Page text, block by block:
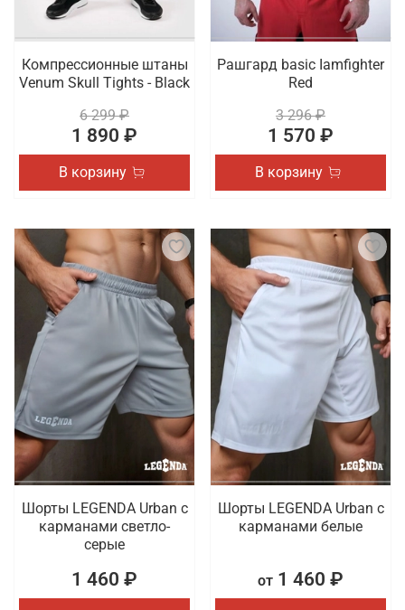
Компрессионные штаны
Venum Skull Tights - Black
6 299 ₽
1 890 ₽
В корзину
Рашгард basic Iamfighter
Red
3 296 ₽
1 570 ₽
В корзину
Шорты LEGENDA Urban c
карманами светло-
серые
1 460 ₽
Шорты LEGENDA Urban c
карманами белые
от 1 460 ₽